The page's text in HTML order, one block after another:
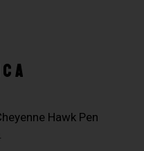
Hawk Pen